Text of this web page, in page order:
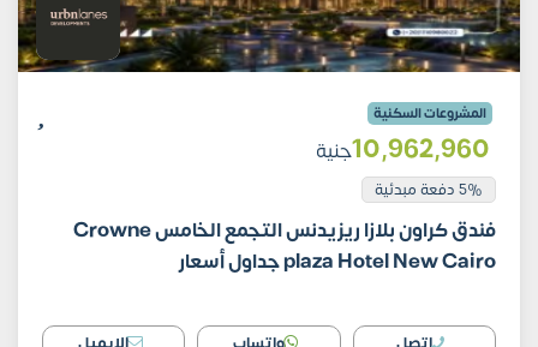
المشروعات السكنية
10٬962٬960جنية
5% دفعة مبدئية
فندق كراون بلازا ريزيدنس التجمع الخامس Crowne
plaza Hotel New Cairo جداول أسعار